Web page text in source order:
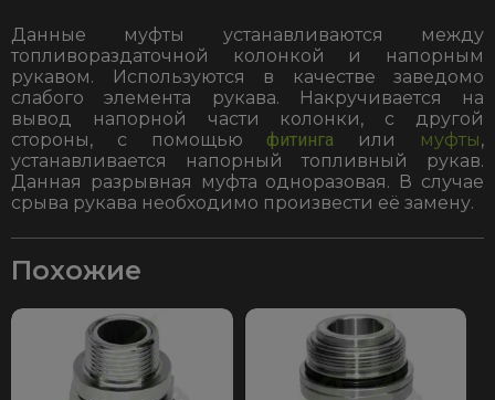
Данные муфты устанавливаются между
топливораздаточной колонкой и напорным
рукавом. Используются в качестве заведомо
слабого элемента рукава. Накручивается на
вывод напорной части колонки, с другой
стороны, с помощью фитинга или муфты,
устанавливается напорный топливный рукав.
Данная разрывная муфта одноразовая. В случае
срыва рукава необходимо произвести её замену.
Похожие